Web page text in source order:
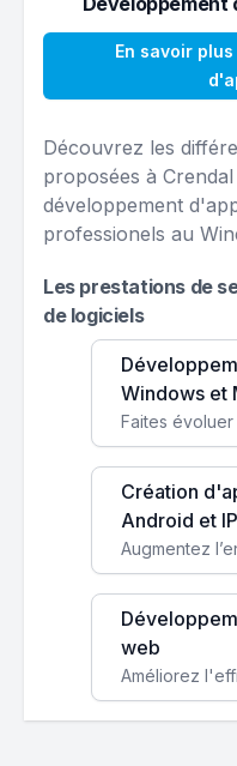
En savoir
Découvrez les
proposées à
développement
professionels au
Les prestations de
de logiciels
Windows et
Création
Android et
web